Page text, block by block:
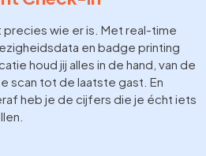
precies wie er is. Met real-time
en badge printing
houd jij alles in de hand, van de
scan tot de laatste gast. En
heb je de cijfers die je écht iets